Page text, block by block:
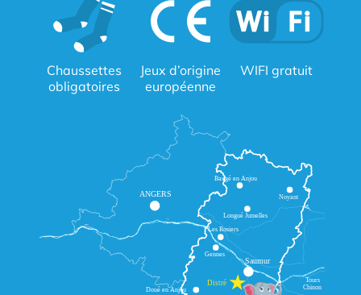
Chaussettes
obligatoires
Jeux d’origine
européenne
WIFI gratuit